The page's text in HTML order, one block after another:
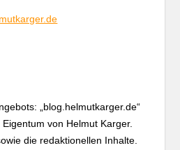
„blog.helmutkarger.de“
von Helmut Karger.
die redaktionellen Inhalte.